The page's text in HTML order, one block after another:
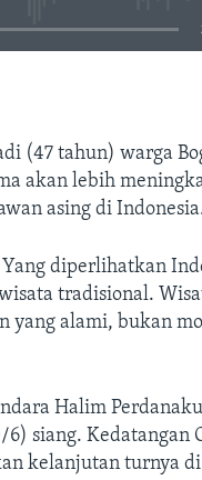
(47 tahun) warga
akan lebih
asing di
Yang diperlihatkan
tradisional.
yang alami, bukan
Halim
siang. Kedatangan
kelanjutan turnya